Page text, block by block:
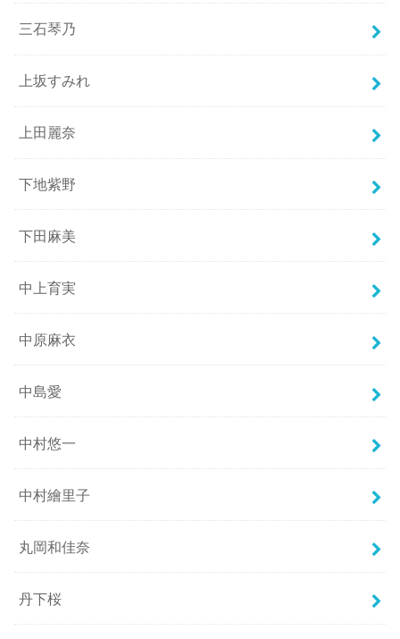
三石琴乃
上坂すみれ
上田麗奈
下地紫野
下田麻美
中上育実
中原麻衣
中島愛
中村悠一
中村繪里子
丸岡和佳奈
丹下桜